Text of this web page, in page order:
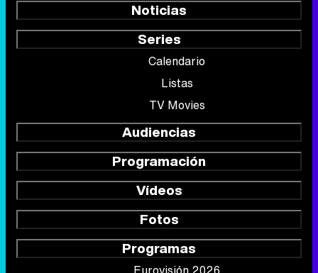
Noticias
Series
Calendario
Listas
TV Movies
Audiencias
Programación
Vídeos
Fotos
Programas